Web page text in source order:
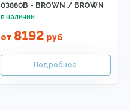
03880B - BROWN / BROWN
от 8192 руб